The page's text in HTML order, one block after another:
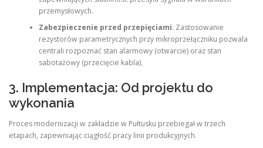
przemysłowych.
Zabezpieczenie przed przepięciami: Zastosowanie
rezystorów parametrycznych przy mikroprzełączniku pozwala
centrali rozpoznać stan alarmowy (otwarcie) oraz stan
sabotażowy (przecięcie kabla).
3. Implementacja: Od projektu do
wykonania
Proces modernizacji w zakładzie w Pułtusku przebiegał w trzech
etapach, zapewniając ciągłość pracy linii produkcyjnych.